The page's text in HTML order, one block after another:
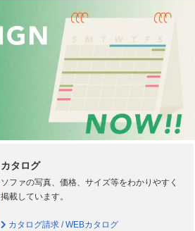
カタログ
ソファの写真、価格、サイズ等をわかりやすく
掲載しています。
カタログ請求 / WEBカタログ